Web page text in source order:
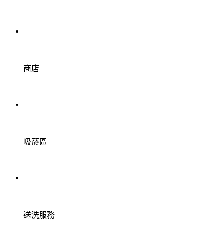
商店
吸菸區
送洗服務